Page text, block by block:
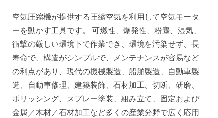
空気圧縮機が提供する圧縮空気を利用して空気モータ
ーを動かす工具です。 可燃性、爆発性、粉塵、湿気、
衝撃の厳しい環境下で作業でき、環境を汚染せず、長
寿命で、構造がシンプルで、メンテナンスが容易など
の利点があり、現代の機械製造、船舶製造、自動車製
造、自動車修理、建築装飾、石材加工、切断、研磨、
ポリッシング、スプレー塗装、組み立て、固定および
金属／木材／石材加工など多くの産業分野で広く応用